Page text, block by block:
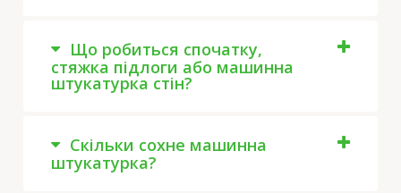
Що робиться спочатку,
стяжка підлоги або машинна
штукатурка стін?
Скільки сохне машинна
штукатурка?